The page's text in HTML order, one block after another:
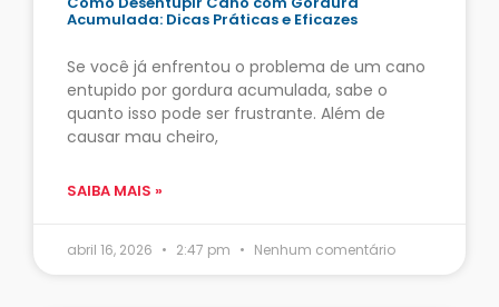
Acumulada: Dicas Práticas e Eficazes
Se você já enfrentou o problema de um cano
entupido por gordura acumulada, sabe o
quanto isso pode ser frustrante. Além de
causar mau cheiro,
SAIBA MAIS »
abril 16, 2026 2:47 pm Nenhum comentário